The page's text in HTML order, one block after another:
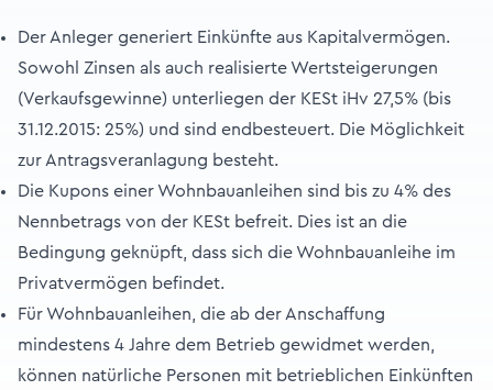
Der Anleger generiert Einkünfte aus Kapitalvermögen.
Sowohl Zinsen als auch realisierte Wertsteigerungen
(Verkaufsgewinne) unterliegen der KESt iHv 27,5% (bis
31.12.2015: 25%) und sind endbesteuert. Die Möglichkeit
zur Antragsveranlagung besteht.
Die Kupons einer Wohnbauanleihen sind bis zu 4% des
Nennbetrags von der KESt befreit. Dies ist an die
Bedingung geknüpft, dass sich die Wohnbauanleihe im
Privatvermögen befindet.
Für Wohnbauanleihen, die ab der Anschaffung
mindestens 4 Jahre dem Betrieb gewidmet werden,
können natürliche Personen mit betrieblichen Einkünften